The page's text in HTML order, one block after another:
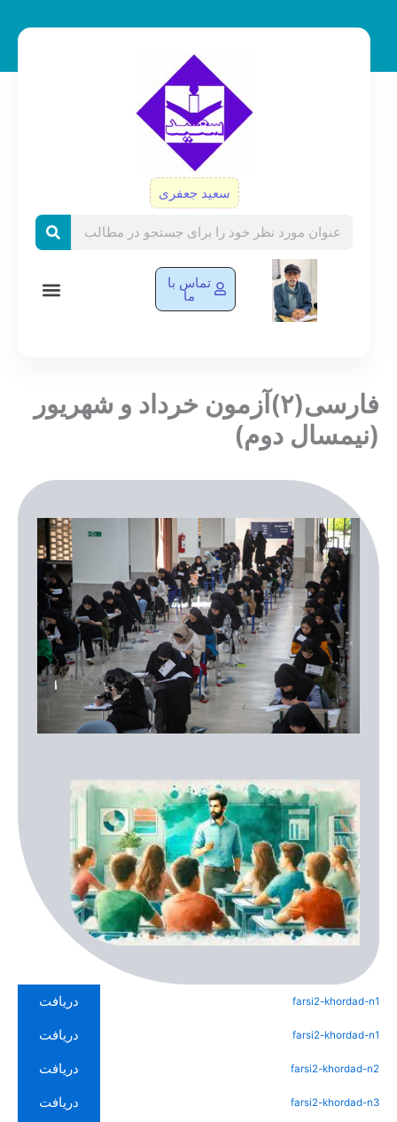
سعید جعفری
تماس با
ما
فارسی(۲)آزمون خرداد و شهریور
(نیمسال دوم)
farsi2-khordad-n1 دریافت
farsi2-khordad-n1 دریافت
farsi2-khordad-n2 دریافت
farsi2-khordad-n3 دریافت